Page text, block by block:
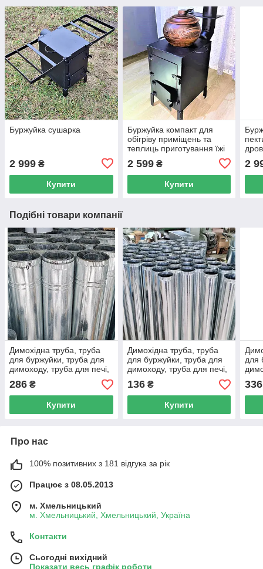
Буржуйка сушарка
2 999 ₴
Купити
Буржуйка компакт для
обігріву приміщень та
теплиць приготування їжі
гараж, бліндаж
2 599₴
Купити
2
Подібні товари компанії
Димохідна труба, труба
для буржуйки, труба для
димоходу, труба для печі,
оцинкована труба 125 мм.
286 ₴
Купити
Димохідна труба, труба
для буржуйки, труба для
димоходу, труба для печі,
оцинкована труба 115 мм.
136₴
Купити
для
336
Про нас
100% позитивних з 181 відгука за рік
Працює з 08.05.2013
м. Хмельницький
м. Хмельницький, Хмельницький, Україна
Контакти
Сьогодні вихідний
Показати весь графік роботи